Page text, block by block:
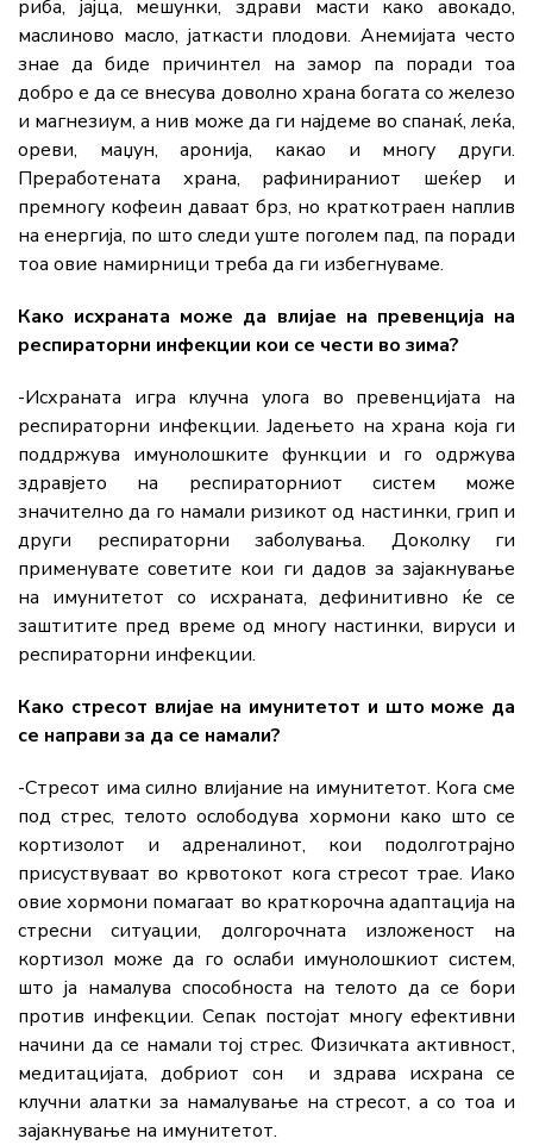
риба, јајца, мешунки, здрави масти како авокадо,
маслиново масло, јаткасти плодови. Анемијата често
знае да биде причинтел на замор па поради тоа
добро е да се внесува доволно храна богата со железо
и магнезиум, а нив може да ги најдеме во спанаќ, леќа,
ореви, маџун, аронија, какао и многу други.
Преработената храна, рафинираниот шеќер и
премногу кофеин даваат брз, но краткотраен наплив
на енергија, по што следи уште поголем пад, па поради
тоа овие намирници треба да ги избегнуваме.
Како исхраната може да влијае на превенција на
респираторни инфекции кои се чести во зима?
-Исхраната игра клучна улога во превенцијата на
респираторни инфекции. Јадењето на храна која ги
поддржува имунолошките функции и го одржува
здравјето на респираторниот систем може
значително да го намали ризикот од настинки, грип и
други респираторни заболувања. Доколку ги
применувате советите кои ги дадов за зајакнување
на имунитетот со исхраната, дефинитивно ќе се
заштитите пред време од многу настинки, вируси и
респираторни инфекции.
Како стресот влијае на имунитетот и што може да
се направи за да се намали?
-Стресот има силно влијание на имунитетот. Кога сме
под стрес, телото ослободува хормони како што се
кортизолот и адреналинот, кои подолготрајно
присуствуваат во крвотокот кога стресот трае. Иако
овие хормони помагаат во краткорочна адаптација на
стресни ситуации, долгорочната изложеност на
кортизол може да го ослаби имунолошкиот систем,
што ја намалува способноста на телото да се бори
против инфекции. Сепак постојат многу ефективни
начини да се намали тој стрес. Физичката активност,
медитацијата, добриот сон и здрава исхрана се
клучни алатки за намалување на стресот, а со тоа и
зајакнување на имунитетот.